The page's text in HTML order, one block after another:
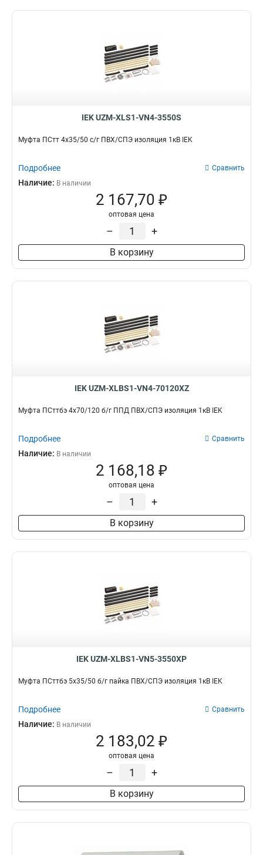
IEK UZM-XLS1-VN4-3550S
Муфта ПСтт 4х35/50 с/г ПВХ/СПЭ изоляция 1кВ IEK
Подробнее Сравнить
Наличие: В наличии
2 167,70 ₽
оптовая цена
– +
В корзину
IEK UZM-XLBS1-VN4-70120XZ
Муфта ПСттбэ 4х70/120 б/г ППД ПВХ/СПЭ изоляция 1кВ IEK
Подробнее Сравнить
Наличие: В наличии
2 168,18 ₽
оптовая цена
– +
В корзину
IEK UZM-XLBS1-VN5-3550XP
Муфта ПСттбэ 5х35/50 б/г пайка ПВХ/СПЭ изоляция 1кВ IEK
Подробнее Сравнить
Наличие: В наличии
2 183,02 ₽
оптовая цена
– +
В корзину